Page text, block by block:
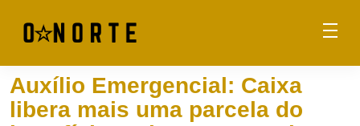
Auxílio Emergencial: Caixa
libera mais uma parcela do